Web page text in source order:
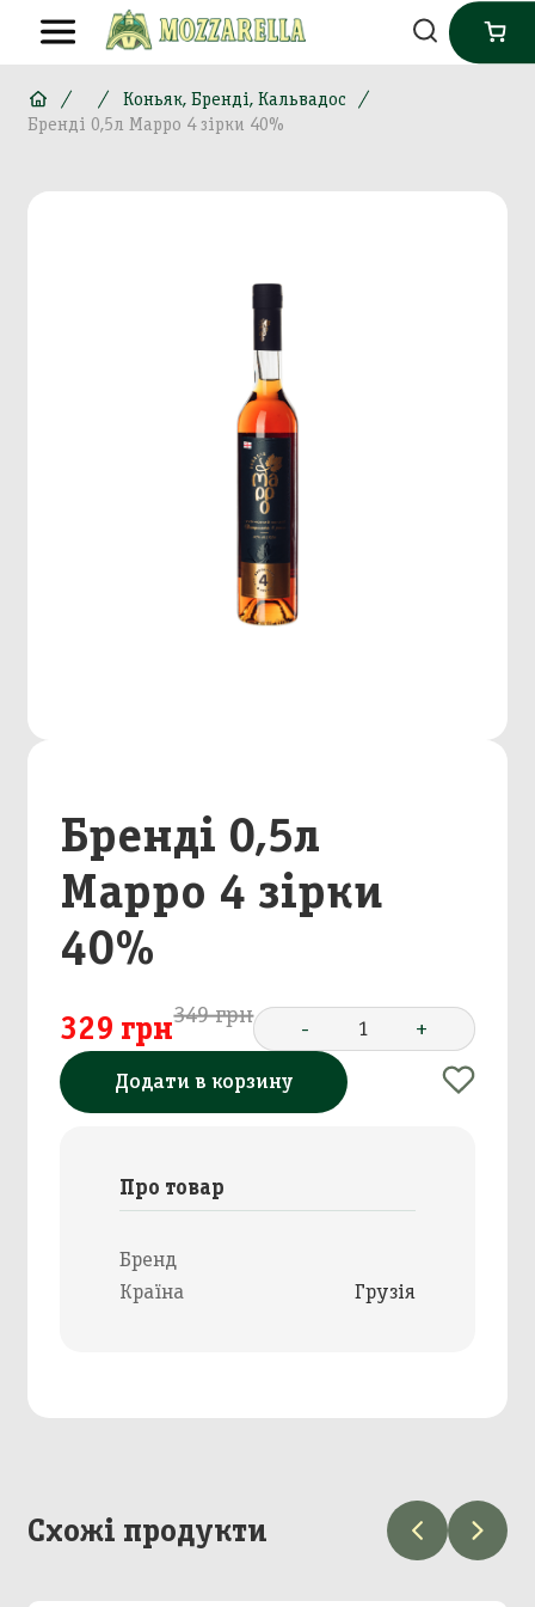
Коньяк, Бренді, Кальвадос
Бренді 0,5л Марро 4 зірки 40%
Бренді 0,5л
Марро 4 зірки
40%
329 грн349 грн
- 1 +
Додати в корзину
Про товар
Бренд
Країна
Грузія
Схожі продукти